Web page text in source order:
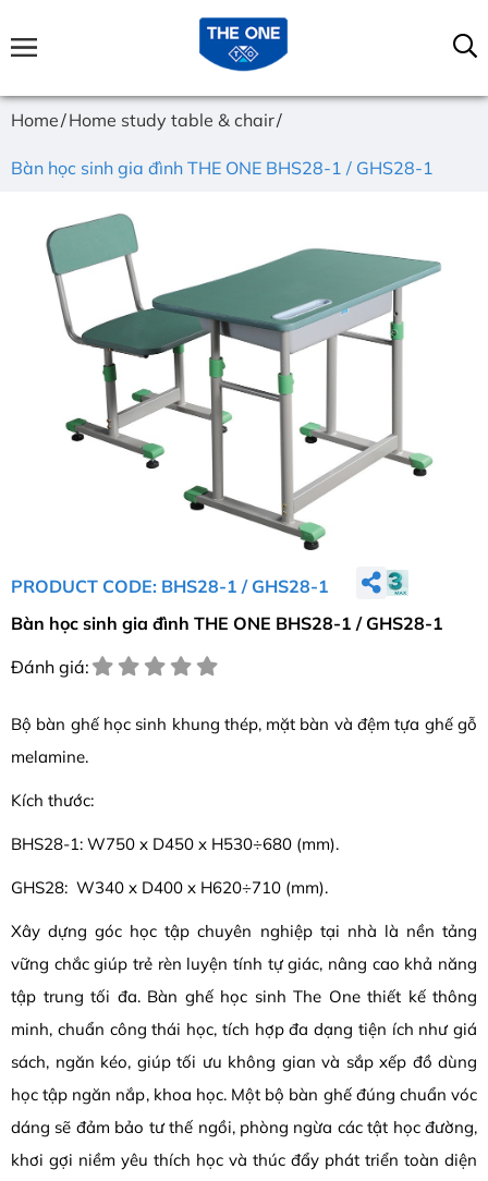
Home Home study table & chair
Bàn học sinh gia đình THE ONE BHS28-1 / GHS28-1
PRODUCT CODE: BHS28-1 / GHS28-1
Bàn học sinh gia đình THE ONE BHS28-1 / GHS28-1
Đánh giá:
Bộ bàn ghế học sinh khung thép, mặt bàn và đệm tựa ghế gỗ
melamine.
Kích thước:
BHS28-1: W750 x D450 x H530÷680 (mm).
GHS28: W340 x D400 x H620÷710 (mm).
Xây dựng góc học tập chuyên nghiệp tại nhà là nền tảng
vững chắc giúp trẻ rèn luyện tính tự giác, nâng cao khả năng
tập trung tối đa. Bàn ghế học sinh The One thiết kế thông
minh, chuẩn công thái học, tích hợp đa dạng tiện ích như giá
sách, ngăn kéo, giúp tối ưu không gian và sắp xếp đồ dùng
học tập ngăn nắp, khoa học. Một bộ bàn ghế đúng chuẩn vóc
dáng sẽ đảm bảo tư thế ngồi, phòng ngừa các tật học đường,
khơi gợi niềm yêu thích học và thúc đẩy phát triển toàn diện